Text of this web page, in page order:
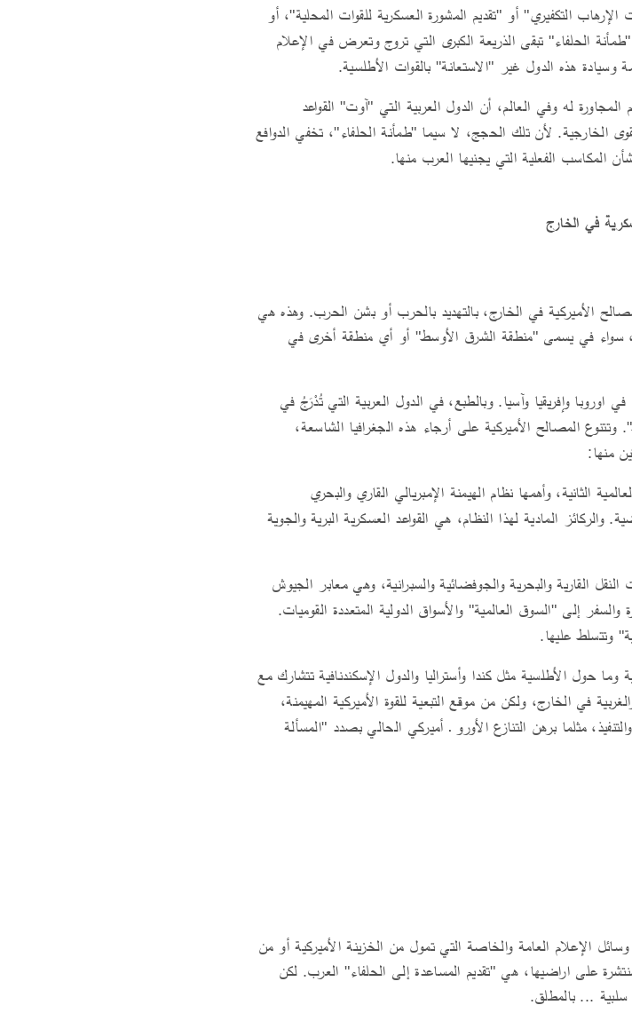
التكفيري" أو "تقديم المشورة العسكرية للقوات المحلية"، أو
الحلفاء" تبقى الذريعة الكبرى التي تروج وتعرض في الإعلام
هذه الدول غير "الاستعانة" بالقوات الأطلسية.
له وفي العالم، أن الدول العربية التي "آوت" القواعد
الخارجية. لأن تلك الحجج، لا سيما "طمأنة الحلفاء"، تخفي الدوافع
المكاسب الفعلية التي يجنيها العرب منها.
في الخارج
الأميركية في الخارج، بالتهديد بالحرب أو بشن الحرب. وهذه هي
سواء في يسمى "منطقة الشرق الأوسط" أو أي منطقة أخرى في
وإفريقيا وآسيا. وبالطبع، في الدول العربية التي تُدْرَجُ في
المصالح الأميركية على أرجاء هذه الجغرافيا الشاسعة،
منها:
الثانية، وأهمها نظام الهيمنة الإمبريالي القاري والبحري
المادية لهذا النظام، هي القواعد العسكرية البرية والجوية
القارية والبحرية والجوفضائية والسبرانية، وهي معابر الجيوش
إلى "السوق العالمية" والأسواق الدولية المتعددة القوميات.
وتتسلط عليها.
حول الأطلسية مثل كندا وأستراليا والدول الإسكندنافية تتشارك مع
في الخارج، ولكن من موقع التبعية للقوة الأميركية المهيمنة،
مثلما برهن التنازع الأورو ـ أميركي الحالي بصدد "المسألة
الإعلام العامة والخاصة التي تمول من الخزينة الأميركية أو من
على اراضيها، هي "تقديم المساعدة إلى الحلفاء" العرب. لكن
... بالمطلق.